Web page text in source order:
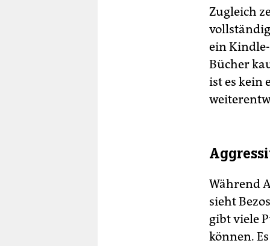
Zugleich
ein
Bücher
ist es kein
Während
sieht
gibt viele
können.